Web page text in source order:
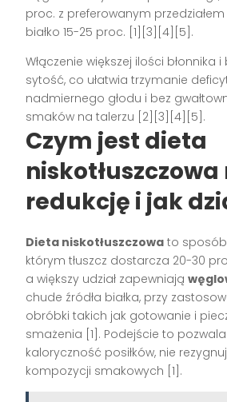
proc. z preferowanym
białko 15-25 proc. [1][3][4][5].
Włączenie większej ilości błonnika
sytość, co ułatwia trzymanie
nadmiernego głodu i bez
smaków na talerzu [2][3][4][5].
Czym jest dieta
niskotłuszczowa
redukcję i jak
Dieta niskotłuszczowa to sposób
którym tłuszcz dostarcza 20-30
a większy udział zapewniają
chude źródła białka, przy
obróbki takich jak gotowanie i
smażenia [1]. Podejście to
kaloryczność posiłków, nie
kompozycji smakowych [1].